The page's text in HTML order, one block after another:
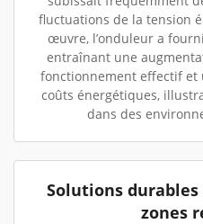
fluctuations de la tension
œuvre, l’onduleur a
entraînant une
fonctionnement effectif et
coûts énergétiques,
dans des
Solutions durables
zones